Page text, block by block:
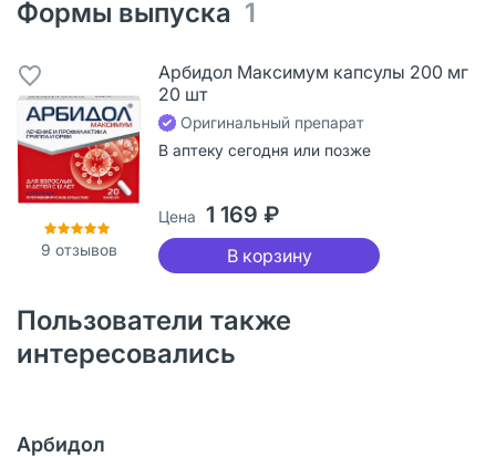
Формы выпуска 1
9 отзывов
Арбидол Максимум капсулы 200 мг
20 шт
Оригинальный препарат
В аптеку сегодня или позже
Цена 1 169 ₽
В корзину
Пользователи также
интересовались
Арбидол